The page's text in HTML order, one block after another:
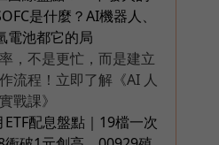
是什麼？AI機器人、
電池都它的局
，不是更忙，而是建立
流程！立即了解《AI 人
戰課》
配息盤點｜19檔一次